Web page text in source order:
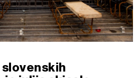
slovenskih